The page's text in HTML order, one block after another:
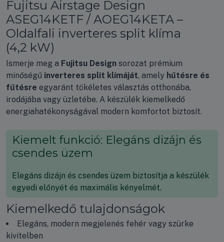
Fujitsu Airstage Design
ASEG14KETF / AOEG14KETA –
Oldalfali inverteres split klíma
(4,2 kW)
Ismerje meg a Fujitsu Design sorozat prémium
minőségű inverteres split klímáját, amely hűtésre és
fűtésre egyaránt tökéletes választás otthonába,
irodájába vagy üzletébe. A készülék kiemelkedő
energiahatékonyságával modern komfortot biztosít.
Kiemelt funkció: Elegáns dizájn és
csendes üzem
Elegáns dizájn és csendes üzem biztosítja a készülék
egyedi előnyét és maximális kényelmét.
Kiemelkedő tulajdonságok
Elegáns, modern megjelenés fehér vagy szürke
kivitelben